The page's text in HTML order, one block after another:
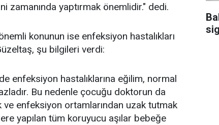
zamanında yaptırmak önemlidir." dedi.
konunun ise enfeksiyon hastalıkları
şu bilgileri verdi:
enfeksiyon hastalıklarına eğilim, normal
Bu nedenle çocuğu doktorun da
ve enfeksiyon ortamlarından uzak tutmak
yapılan tüm koruyucu aşılar bebeğe